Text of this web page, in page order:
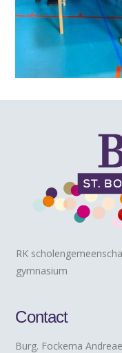
RK
gymnasium
Contact
Burg. Fockema